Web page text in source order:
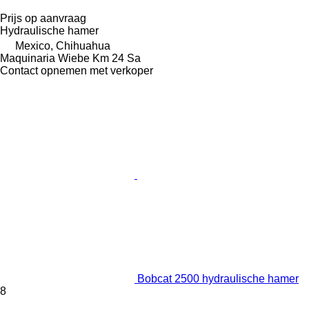
Prijs op aanvraag
Hydraulische hamer
Mexico, Chihuahua
Maquinaria Wiebe Km 24 Sa
Contact opnemen met verkoper
Bobcat 2500 hydraulische hamer
8